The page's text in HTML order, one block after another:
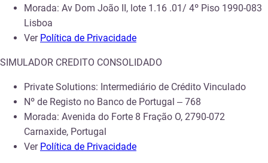
Morada: Av Dom João II, lote 1.16 .01/ 4º Piso 1990-083
Lisboa
Ver Política de Privacidade
SIMULADOR CREDITO CONSOLIDADO
Private Solutions: Intermediário de Crédito Vinculado
Nº de Registo no Banco de Portugal – 768
Morada: Avenida do Forte 8 Fração O, 2790-072
Carnaxide, Portugal
Ver Política de Privacidade